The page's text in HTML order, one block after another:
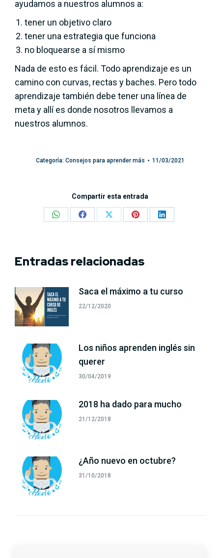
ayudamos a nuestros alumnos a:
tener un objetivo claro
tener una estrategia que funciona
no bloquearse a sí mismo
Nada de esto es fácil. Todo aprendizaje es un
camino con curvas, rectas y baches. Pero todo
aprendizaje también debe tener una línea de
meta y allí es donde nosotros llevamos a
nuestros alumnos.
Categoría: Consejos para aprender más 11/03/2021
Compartir esta entrada
Share Share Share Share Share
Entradas relacionadas
Saca el máximo a tu curso
22/12/2020
Los niños aprenden inglés sin
querer
30/04/2019
2018 ha dado para mucho
21/12/2018
¿Año nuevo en octubre?
31/10/2018